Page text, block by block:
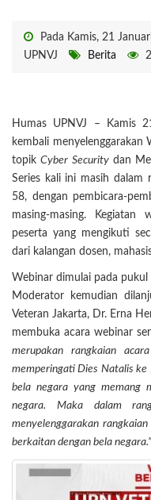
Pada Kamis, 21
UPNVJ
Berita
Humas UPNVJ – Kamis
kembali menyelenggarakan
topikCyber Securitydan
Series kali ini masih dalam
58, dengan pembicara-
masing-masing.
peserta yang mengikuti
dari kalangan dosen,
Webinar dimulai pada
Moderator kemudian
Veteran Jakarta, Dr. Erna
membuka acara webinar
merupakan rangkaian
memperingati Dies Natalis ke
bela negara yang memang
negara. Maka dalam
menyelenggarakan
berkaitan dengan bela negara.”